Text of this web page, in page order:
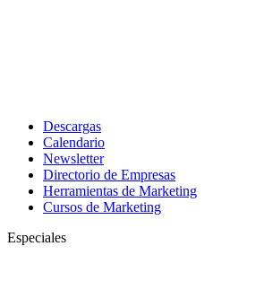
Descargas
Calendario
Newsletter
Directorio de Empresas
Herramientas de Marketing
Cursos de Marketing
Especiales